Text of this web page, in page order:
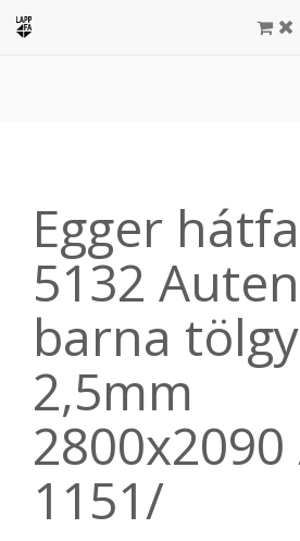
Egger
5132
barna tölgy
2,5mm
2800x2090
1151/